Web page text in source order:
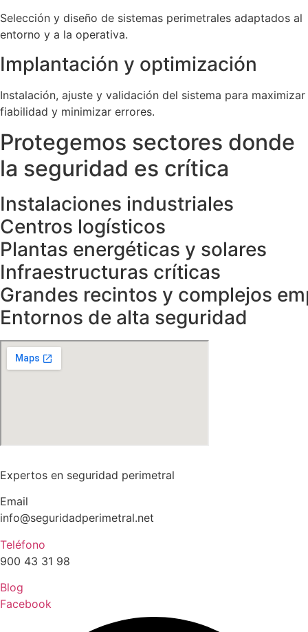
Selección y diseño de sistemas perimetrales adaptados al
entorno y a la operativa.
Implantación y optimización
Instalación, ajuste y validación del sistema para maximizar
fiabilidad y minimizar errores.
Protegemos sectores donde
la seguridad es crítica
Instalaciones industriales
Centros logísticos
Plantas energéticas y solares
Infraestructuras críticas
Grandes recintos y complejos
Entornos de alta seguridad
Expertos en seguridad perimetral
Email
info@seguridadperimetral.net
Teléfono
900 43 31 98
Blog
Facebook